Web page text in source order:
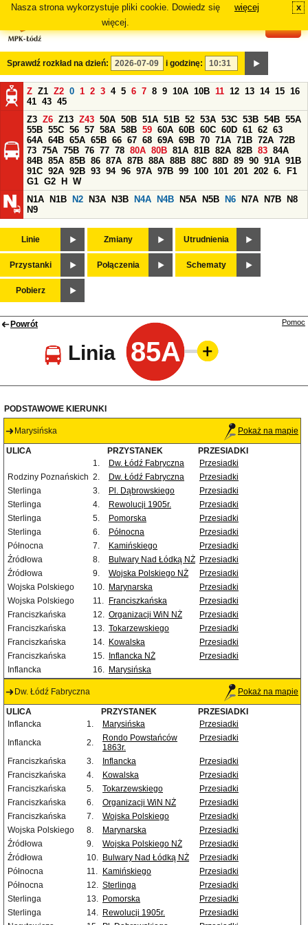
Nasza strona wykorzystuje pliki cookie. Dowiedz się
więcej.
więcej x
Sprawdź rozkład na dzień: i godzinę:
Z Z1 Z2 0 1 2 3 4 5 6 7 8 9 10A 10B 11 12 13 14 15 16
41 43 45
Z3 Z6 Z13 Z43 50A 50B 51A 51B 52 53A 53C 53B 54B 55A
55B 55C 56 57 58A 58B 59 60A 60B 60C 60D 61 62 63
64A 64B 65A 65B 66 67 68 69A 69B 70 71A 71B 72A 72B
73 75A 75B 76 77 78 80A 80B 81A 81B 82A 82B 83 84A
84B 85A 85B 86 87A 87B 88A 88B 88C 88D 89 90 91A 91B
91C 92A 92B 93 94 96 97A 97B 99 100 101 201 202 6.
F1
G1 G2 H
W
N1A
N1B N2 N3A N3B N4A N4B N5A N5B N6 N7A N7B
N8
N9
Linie Zmiany Utrudnienia
Przystanki Połączenia Schematy
Pobierz
Powrót
Linia 85A
Pomoc
PODSTAWOWE KIERUNKI
Marysińska Pokaż na mapie
ULICA PRZYSTANEK
PRZESIADKI
1.
Dw. Łódź Fabryczna
Przesiadki
Rodziny Poznańskich 2. Dw. Łódź Fabryczna
Przesiadki
Sterlinga
3. Pl. Dąbrowskiego
Przesiadki
Sterlinga
4. Rewolucji 1905r.
Przesiadki
Sterlinga
5. Pomorska
Przesiadki
Sterlinga
6. Północna
Przesiadki
Północna
7. Kamińskiego
Przesiadki
Źródłowa
8. Bulwary Nad Łódką NŻ Przesiadki
Źródłowa
9. Wojska Polskiego NŻ
Przesiadki
Wojska Polskiego
10. Marynarska
Przesiadki
Wojska Polskiego
11. Franciszkańska
Przesiadki
Franciszkańska
12. Organizacji WiN NŻ
Przesiadki
Franciszkańska
13. Tokarzewskiego
Przesiadki
Franciszkańska
14. Kowalska
Przesiadki
Franciszkańska
15. Inflancka NŻ
Przesiadki
Inflancka
16. Marysińska
Dw. Łódź Fabryczna Pokaż na mapie
ULICA PRZYSTANEK
PRZESIADKI
Inflancka
1. Marysińska
Przesiadki
Inflancka
2.
Rondo Powstańców
1863r.
Przesiadki
Franciszkańska 3. Inflancka
Przesiadki
Franciszkańska
4. Kowalska
Przesiadki
Franciszkańska
5. Tokarzewskiego
Przesiadki
Franciszkańska
6. Organizacji WiN NŻ
Przesiadki
Franciszkańska
7. Wojska Polskiego
Przesiadki
Wojska Polskiego
8. Marynarska
Przesiadki
Źródłowa
9. Wojska Polskiego NŻ
Przesiadki
Źródłowa
10. Bulwary Nad Łódką NŻ
Przesiadki
Północna
11. Kamińskiego
Przesiadki
Północna
12. Sterlinga
Przesiadki
Sterlinga
13. Pomorska
Przesiadki
Sterlinga
14. Rewolucji 1905r.
Przesiadki